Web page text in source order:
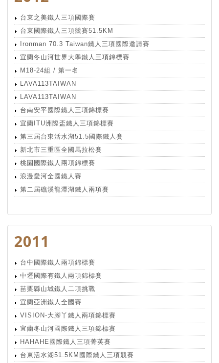
台東之美鐵人三項國際賽
台東國際鐵人三項競賽51.5KM
Ironman 70.3 Taiwan鐵人三項國際邀請賽
宜蘭冬山河世界大學鐵人三項錦標賽
M18-24組 / 第一名
LAVA113TAIWAN
LAVA113TAIWAN
台南安平國際鐵人三項錦標賽
宜蘭ITU洲際盃鐵人三項錦標賽
第三屆台東活水湖51.5國際鐵人賽
新北市三重區全國馬拉松賽
桃園國際鐵人兩項錦標賽
浪漫愛河全國鐵人賽
第二屆礁溪龍潭湖鐵人兩項賽
2011
台中國際鐵人兩項錦標賽
中壢國際有鐵人兩項錦標賽
苗栗縣山城鐵人二項挑戰
宜蘭亞洲鐵人全國賽
VISION-大腳丫鐵人兩項錦標賽
宜蘭冬山河國際鐵人三項錦標賽
HAHAHE國際鐵人三項菁英賽
台東活水湖51.5KM國際鐵人三項競賽